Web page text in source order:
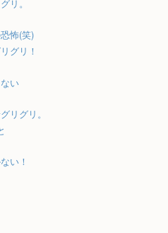
リ。
怖(笑)
グリ！
い
リグリ。
い！